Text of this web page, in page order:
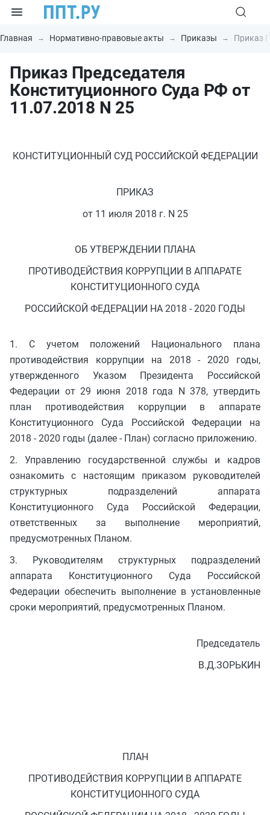
Главная Нормативно-правовые акты Приказы Приказ
Приказ Председателя
Конституционного Суда РФ от
11.07.2018 N 25
КОНСТИТУЦИОННЫЙ СУД РОССИЙСКОЙ ФЕДЕРАЦИИ
ПРИКАЗ
от 11 июля 2018 г. N 25
ОБ УТВЕРЖДЕНИИ ПЛАНА
ПРОТИВОДЕЙСТВИЯ КОРРУПЦИИ В АППАРАТЕ
КОНСТИТУЦИОННОГО СУДА
РОССИЙСКОЙ ФЕДЕРАЦИИ НА 2018 - 2020 ГОДЫ
1. С учетом положений Национального плана
противодействия коррупции на 2018 - 2020 годы,
утвержденного Указом Президента Российской
Федерации от 29 июня 2018 года N 378, утвердить
план противодействия коррупции в аппарате
Конституционного Суда Российской Федерации на
2018 - 2020 годы (далее - План) согласно приложению.
2. Управлению государственной службы и кадров
ознакомить с настоящим приказом руководителей
структурных подразделений аппарата
Конституционного Суда Российской Федерации,
ответственных за выполнение мероприятий,
предусмотренных Планом.
3. Руководителям структурных подразделений
аппарата Конституционного Суда Российской
Федерации обеспечить выполнение в установленные
сроки мероприятий, предусмотренных Планом.
Председатель
В.Д.ЗОРЬКИН
ПЛАН
ПРОТИВОДЕЙСТВИЯ КОРРУПЦИИ В АППАРАТЕ
КОНСТИТУЦИОННОГО СУДА